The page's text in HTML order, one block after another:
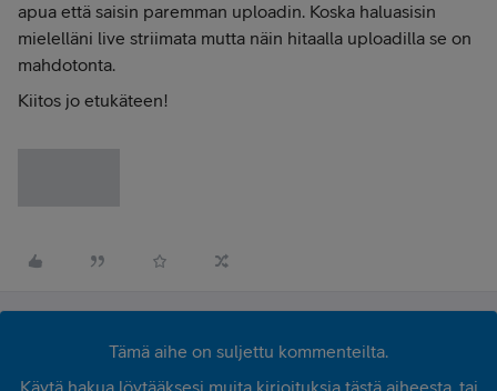
apua että saisin paremman uploadin. Koska haluasisin
mielelläni live striimata mutta näin hitaalla uploadilla se on
mahdotonta.
Kiitos jo etukäteen!
Tämä aihe on suljettu kommenteilta.
Käytä hakua löytääksesi muita kirjoituksia tästä aiheesta, tai